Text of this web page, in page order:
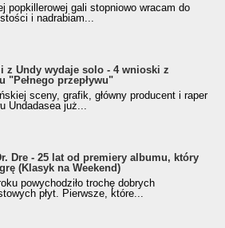
popkillerowej gali stopniowo wracam do
i nadrabiam...
z Undy wydaje solo - 4 wnioski z
"Pełnego przepływu"
sceny, grafik, główny producent i raper
Undadasea już...
Dre - 25 lat od premiery albumu, który
(Klasyk na Weekend)
powychodziło trochę dobrych
płyt. Pierwsze, które...